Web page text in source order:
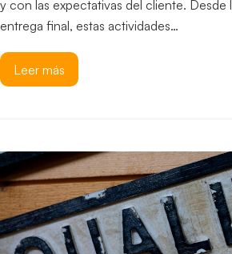
y con las expectativas del cliente. Desde
entrega final, estas actividades…
Leer más